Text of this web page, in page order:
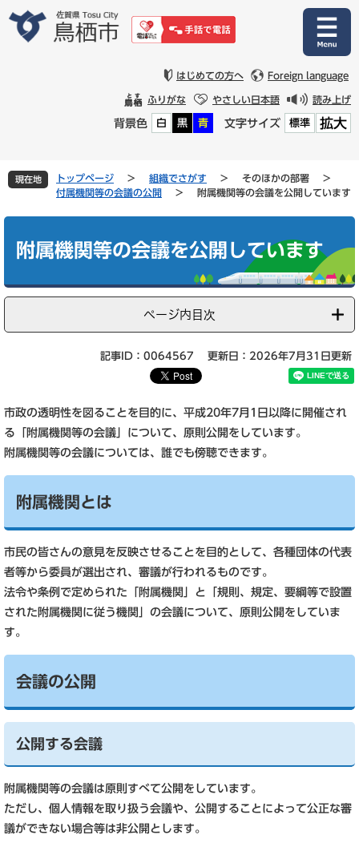
文
はじめての方へ Foreign language
ふりがな やさしい日本語 読み上げ
背景色 白 黒 青 文字サイズ 標準 拡大
現在地 トップページ > 組織でさがす > そのほかの部署
>
付属機関等の会議の公開
> 附属機関等の会議を公開しています
附属機関等の会議を公開しています
ページ内目次
記事ID：0064567 更新日：2026年7月31日更新
市政の透明性を図ることを目的に、平成20年7月1日以降に開催され
る「附属機関等の会議」について、原則公開をしています。
附属機関等の会議については、誰でも傍聴できます。
附属機関とは
市民の皆さんの意見を反映させることを目的として、各種団体の代表
者等から委員が選出され、審議が行われるものです。
法令や条例で定められた「附属機関」と「規則、規定、要綱等で設置
された附属機関に従う機関」の会議について、原則公開をしていま
す。
会議の公開
公開する会議
附属機関等の会議は原則すべて公開をしています。
ただし、個人情報を取り扱う会議や、公開することによって公正な審
議ができない場合等は非公開とします。